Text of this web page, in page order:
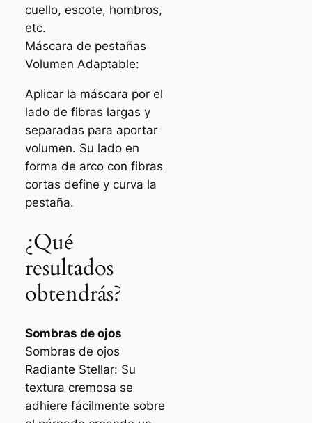
cuello, escote, hombros,
etc.
Máscara de pestañas
Volumen Adaptable:
Aplicar la máscara por el
lado de fibras largas y
separadas para aportar
volumen. Su lado en
forma de arco con fibras
cortas define y curva la
pestaña.
¿Qué
resultados
obtendrás?
Sombras de ojos
Sombras de ojos
Radiante Stellar: Su
textura cremosa se
adhiere fácilmente sobre